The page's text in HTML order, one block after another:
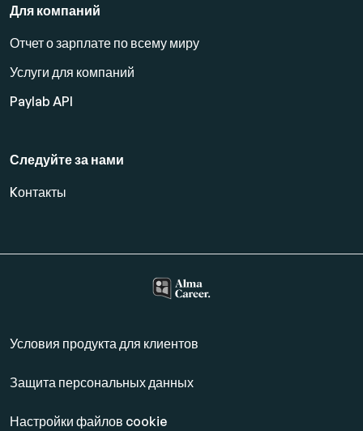
Для компаний
Отчет о зарплате по всему миру
Услуги для компаний
Paylab API
Следуйте за нами
Kонтакты
Условия продукта для клиентов
Защита персональных данных
Настройки файлов cookie